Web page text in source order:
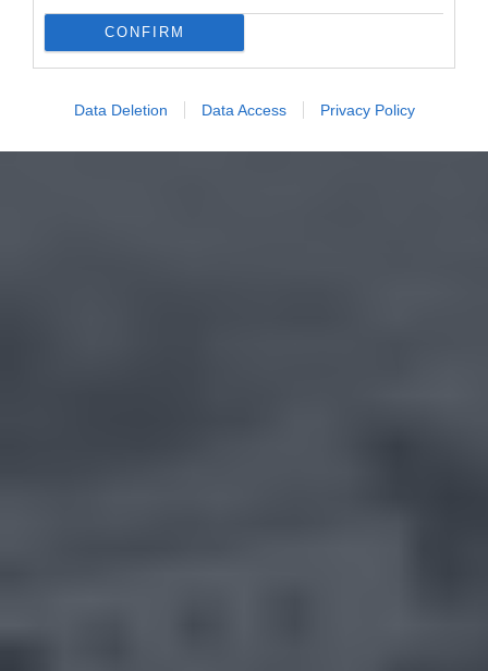
CONFIRM
Data Deletion Data Access Privacy Policy